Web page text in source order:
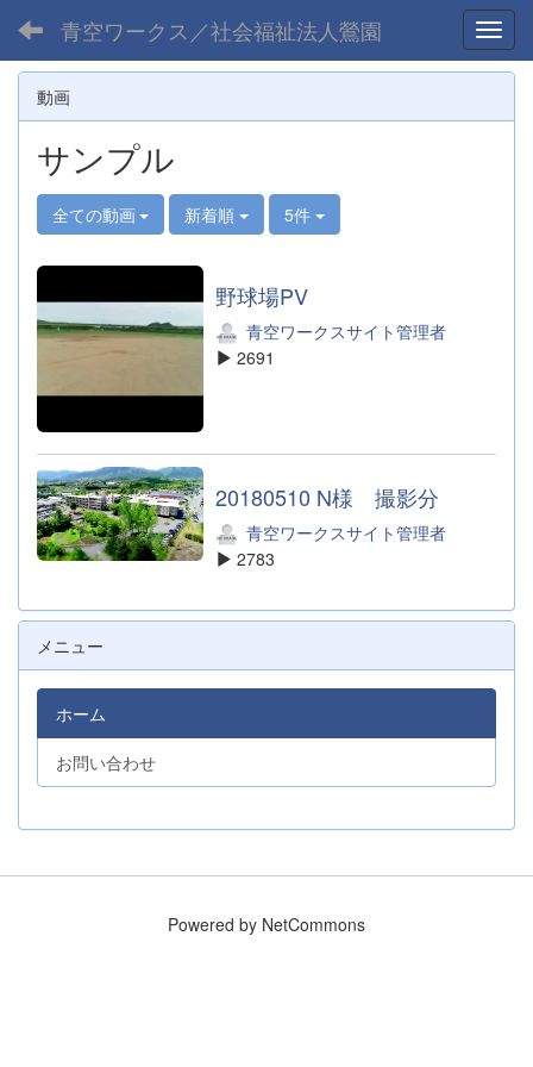
青空ワークス／社会福祉法人鶯園
動画
サンプル
全ての動画 新着順 5件
野球場PV
青空ワークスサイト管理者
2691
20180510 N様 撮影分
青空ワークスサイト管理者
2783
メニュー
ホーム
お問い合わせ
Powered by NetCommons